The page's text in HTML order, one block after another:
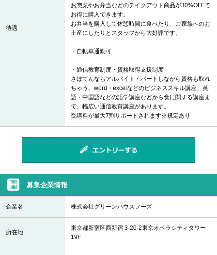
待遇
お惣菜やお弁当などのテイクアウト商品が30%OFFで
お得に購入できます。
お弁当を購入して休憩時間に食べたり、ご家族へのお
土産にしたりとスタッフから大好評です。
・自転車通勤可
・通信教育制度・資格取得支援制度
さぼてんならアルバイト・パートしながら資格も取れ
ちゃう。word・excelなどのビジネススキル講座、英
語・中国語などの語学講座などから食に関する講座ま
で、幅広い通信教育講座があります。
受講料が最大7割サポートされます※規定あり
募集企業情報
企業名 株式会社グリーンハウスフーズ
所在地
東京都新宿区西新宿 3-20-2東京オペラシティタワー
19F